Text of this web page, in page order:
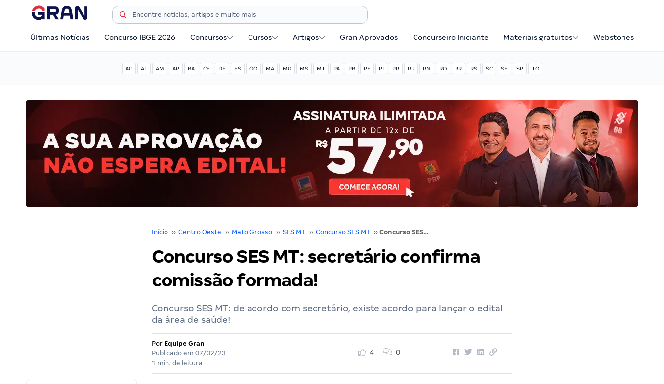
Últimas Notícias Concurso IBGE 2026 Concursos Cursos Artigos Gran Aprovados Concurseiro Iniciante Materiais gratuitos Webstories
AC AL AM AP BA CE DF ES GO MA MG MS MT PA PB PE PI PR RJ RN RO RR RS SC SE SP TO
Início ›› Centro Oeste ›› Mato Grosso ›› SES MT ›› Concurso SES MT ›› Concurso SES MT: secretário confirma comissão formada!
Concurso SES MT: secretário confirma
comissão formada!
Concurso SES MT: de acordo com secretário, existe acordo para lançar o edital
da área de saúde!
Por Equipe Gran
Publicado em 07/02/23
1 min. de leitura
4 0